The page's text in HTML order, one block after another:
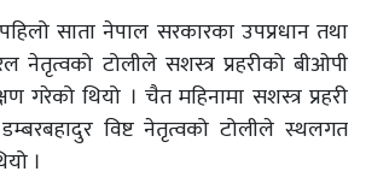
साता नेपाल सरकारका उपप्रधान तथा
नेतृत्वको टोलीले सशस्त्र प्रहरीको बीओपी
गरेको थियो । चैत महिनामा सशस्त्र प्रहरी
विष्ट नेतृत्वको टोलीले स्थलगत
।